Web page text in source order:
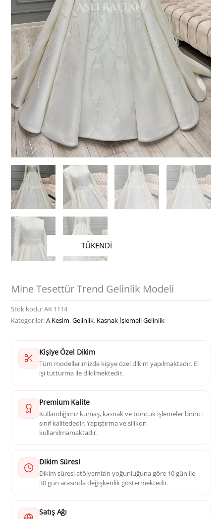
TÜKENDİ
Mine Tesettür Trend Gelinlik Modeli
Stok kodu:AK 1114
Kategoriler:A Kesim,Gelinlik, Kasnak İşlemeli Gelinlik
Kişiye Özel Dikim
Tüm modellerimizde kişiye özel dikim yapılmaktadır. El
işi tutturma ile dikilmektedir.
Premium Kalite
Kullandığımız kumaş, kasnak ve boncuk işlemeler birinci
sınıf kalitededir. Yapıştırma ve silikon
kullanılmamaktadır.
Dikim Süresi
Dikim süresi atölyemizin yoğunluğuna göre 10 gün ile
30 gün arasında değişkenlik göstermektedir.
Satış Ağı